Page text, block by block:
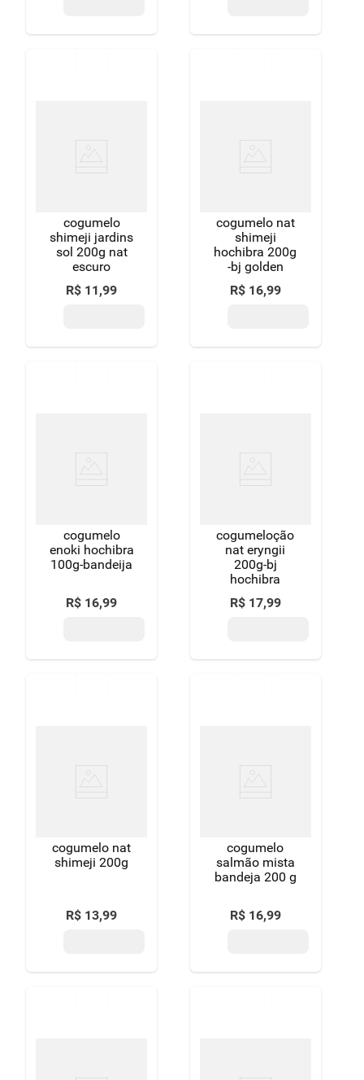
cogumelo
shimeji jardins
sol 200g nat
escuro
R$ 11,99
cogumelo nat
shimeji
hochibra 200g
-bj golden
R$ 16,99
cogumelo
enoki hochibra
100g-bandeija
R$ 16,99
cogumeloção
nat eryngii
200g-bj
hochibra
R$ 17,99
cogumelo nat
shimeji 200g
R$ 13,99
cogumelo
salmão mista
bandeja 200 g
R$ 16,99